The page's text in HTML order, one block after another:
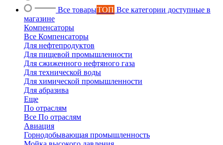
Все товарыТОП Все категории доступные в
магазине
Компенсаторы
Все Компенсаторы
Для нефтепродуктов
Для пищевой промышленности
Для сжиженного нефтяного газа
Для технической воды
Для химической промышленности
Для абразива
Еще
По отраслям
Все По отраслям
Авиация
Горнодобывающая промышленность